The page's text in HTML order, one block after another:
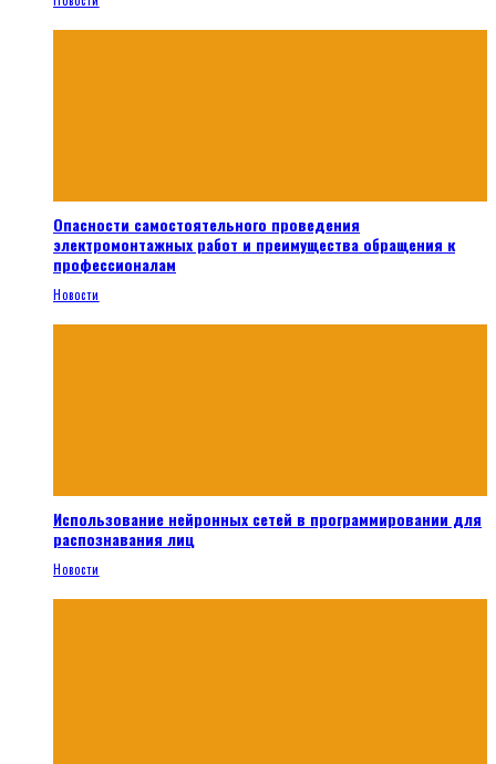
Опасности самостоятельного проведения
электромонтажных работ и преимущества обращения к
профессионалам
Новости
Использование нейронных сетей в программировании для
распознавания лиц
Новости